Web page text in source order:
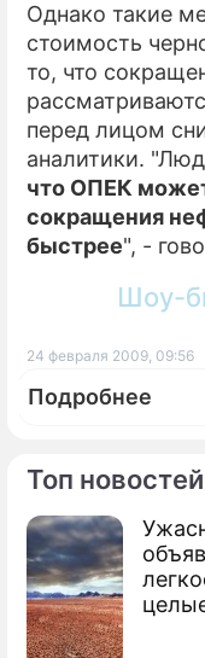
Топ
Однако такие
стоимость
то, что
перед лицом
аналитики.
что ОПЕК
сокращения
быстрее", -
Шоу-
24 февраля 2009, 09:56
Подробнее
По теме